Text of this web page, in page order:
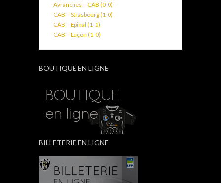
Avranches – CAB (0-0)
CAB – Strasbourg (1-0)
CAB – Epinal (1-1)
CAB – Luçon (1-0)
BOUTIQUE EN LIGNE
BILLETERIE EN LIGNE